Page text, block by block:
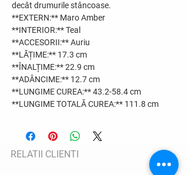
decât drumurile stâncoase.
**EXTERN:** Maro Amber
**INTERIOR:** Teal
**ACCESORII:** Auriu
**LĂȚIME:** 17.3 cm
**ÎNALȚIME:** 22.9 cm
**ADÂNCIME:** 12.7 cm
**LUNGIME CUREA:** 43.2-58.4 cm
**LUNGIME TOTALĂ CUREA:** 111.8 cm
RELATII CLIENTI